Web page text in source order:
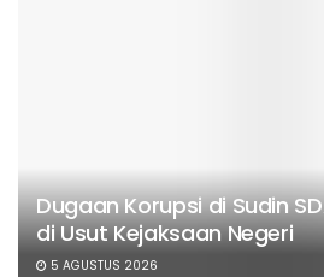
Dugaan Korupsi di Sudin
di Usut Kejaksaan Negeri
5 AGUSTUS 2026